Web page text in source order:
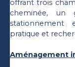
offrant trois
cheminée,
stationnement
pratique et
Aménagement